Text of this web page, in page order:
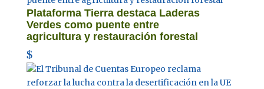
Plataforma Tierra destaca Laderas
Verdes como puente entre
agricultura y restauración forestal